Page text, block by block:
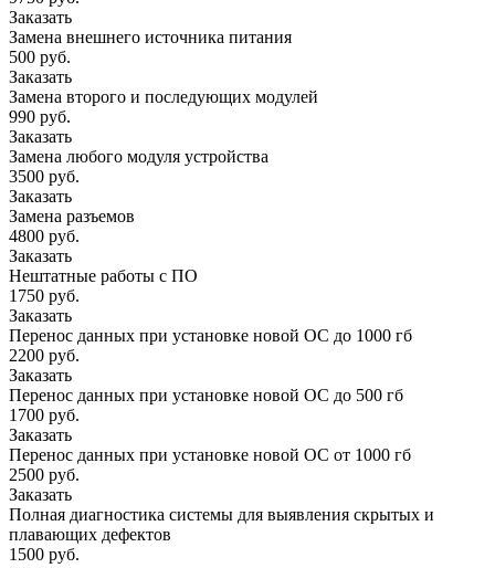
Заказать
Замена внешнего источника питания
500 руб.
Заказать
Замена второго и последующих модулей
990 руб.
Заказать
Замена любого модуля устройства
3500 руб.
Заказать
Замена разъемов
4800 руб.
Заказать
Нештатные работы с ПО
1750 руб.
Заказать
Перенос данных при установке новой ОС до 1000 гб
2200 руб.
Заказать
Перенос данных при установке новой ОС до 500 гб
1700 руб.
Заказать
Перенос данных при установке новой ОС от 1000 гб
2500 руб.
Заказать
Полная диагностика системы для выявления скрытых и
плавающих дефектов
1500 руб.